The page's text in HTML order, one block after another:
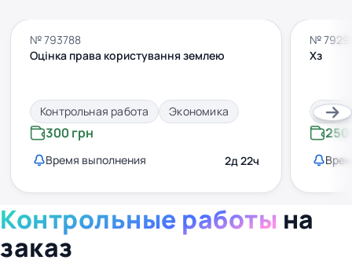
№ 793788
Оцінка права користування землею
Контрольная работа Экономика
300 грн
Время выполнения 2д 22ч
№
Хз
250
Контрольные работы на
заказ